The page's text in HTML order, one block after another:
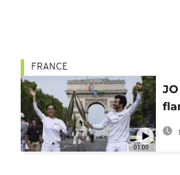
01:00
FRANCE